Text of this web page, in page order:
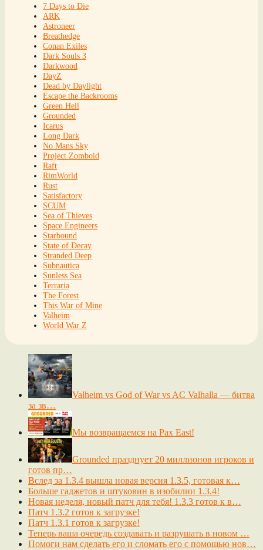
7 Days to Die
ARK
Astroneer
Breathedge
Conan Exiles
Dark Souls 3
Darkwood
DayZ
Dead by Daylight
Escape the Backrooms
Green Hell
Grounded
Icarus
Long Dark
No Mans Sky
Project Zomboid
Raft
RimWorld
Rust
Satisfactory
SCUM
Sea of Thieves
Space Engineers
Starbound
State of Decay
Stranded Deep
Subnautica
Sunless Sea
Terraria
The Forest
This War of Mine
Valheim
World War Z
Valheim vs God of War vs AC Valhalla — битва
за зв…
Мы возвращаемся на Pax East!
Grounded празднует 20 миллионов игроков и
готов пр…
Вслед за 1.3.4 вышла новая версия 1.3.5, готовая к…
Больше гаджетов и штуковин в изобилии 1.3.4!
Новая неделя, новый патч для тебя! 1.3.3 готов к в…
Патч 1.3.2 готов к загрузке!
Патч 1.3.1 готов к загрузке!
Теперь ваша очередь создавать и разрушать в новом …
Помоги нам сделать его и сломать его с помощью нов…